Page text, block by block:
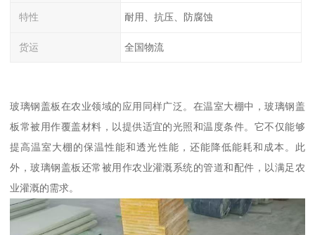
特性 耐用、抗压、防腐蚀
货运 全国物流
玻璃钢盖板在农业领域的应用同样广泛。在温室大棚中，玻璃钢盖
板常被用作覆盖材料，以提供适宜的光照和温度条件。它不仅能够
提高温室大棚的保温性能和透光性能，还能降低能耗和成本。此
外，玻璃钢盖板还常被用作农业灌溉系统的管道和配件，以满足农
业灌溉的需求。